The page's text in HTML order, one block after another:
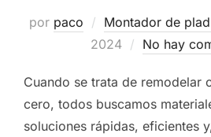
por paco Montador de
2024
No hay
Cuando se trata de remodelar
cero, todos buscamos
soluciones rápidas, eficientes